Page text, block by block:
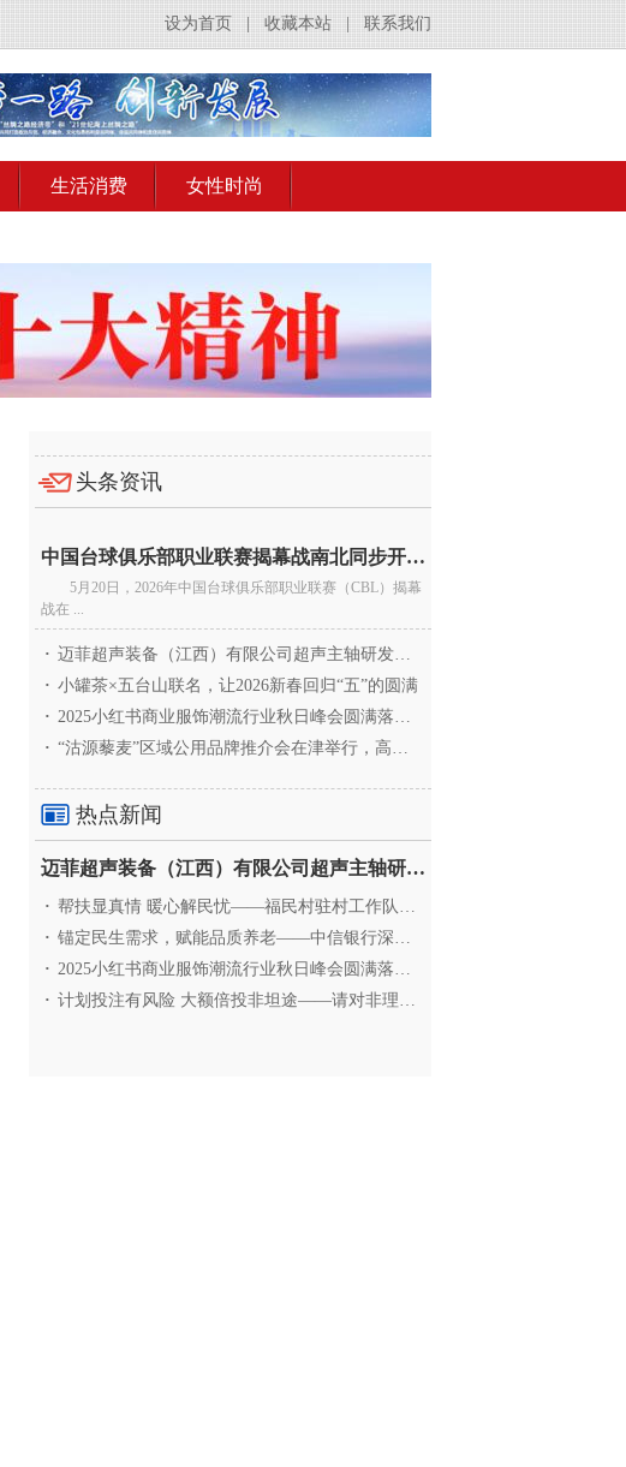
联系我们
收藏本站
设为首页
生活消费 女性时尚
头条资讯
中国台球俱乐部职业联赛揭幕战南北同步开杆 首届CBL
5月20日，2026年中国台球俱乐部职业联赛（CBL）揭幕
战在 ...
· 迈菲超声装备（江西）有限公司超声主轴研发和生产项
· 小罐茶×五台山联名，让2026新春回归“五”的圆满
· 2025小红书商业服饰潮流行业秋日峰会圆满落幕，携手
· “沽源藜麦”区域公用品牌推介会在津举行，高蛋白产业
热点新闻
迈菲超声装备（江西）有限公司超声主轴研发和生产项
· 帮扶显真情 暖心解民忧——福民村驻村工作队与村委心系
· 锚定民生需求，赋能品质养老——中信银行深圳分行养老
· 2025小红书商业服饰潮流行业秋日峰会圆满落幕，携手
· 计划投注有风险 大额倍投非坦途——请对非理性购彩说“